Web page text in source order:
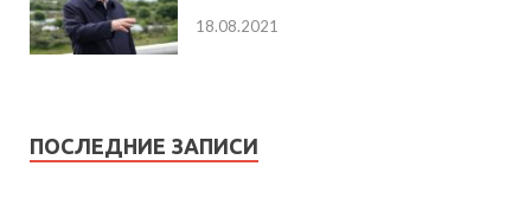
18.08.2021
ПОСЛЕДНИЕ ЗАПИСИ